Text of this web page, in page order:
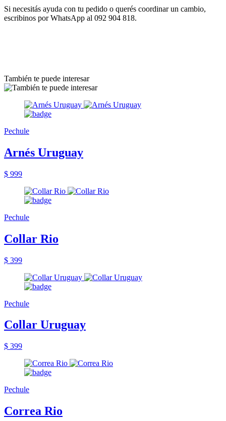
Si necesitás ayuda con tu pedido o querés coordinar un cambio,
escribinos por WhatsApp al 092 904 818.
También te puede interesar
Pechule
Arnés Uruguay
$ 999
Pechule
Collar Rio
$ 399
Pechule
Collar Uruguay
$ 399
Pechule
Correa Rio